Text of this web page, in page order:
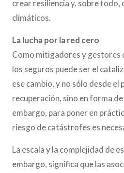
crear resiliencia y, sobre todo,
climáticos.
La lucha por la red cero
Como mitigadores y gestores
los seguros puede ser el
ese cambio, y no sólo desde el
recuperación, sino en forma
embargo, para poner en
riesgo de catástrofes es
La escala y la complejidad de
embargo, significa que las